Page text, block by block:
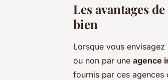
Les avantages
bien
Lorsque vous envisagez
ou non par une agence
fournis par ces agences